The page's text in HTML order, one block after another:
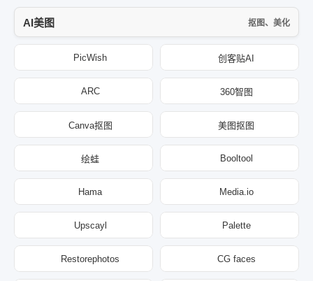
AI美图 抠图、美化
PicWish 创客贴AI
ARC 360智图
Canva抠图 美图抠图
绘蛙 Booltool
Hama Media.io
Upscayl Palette
Restorephotos CG faces